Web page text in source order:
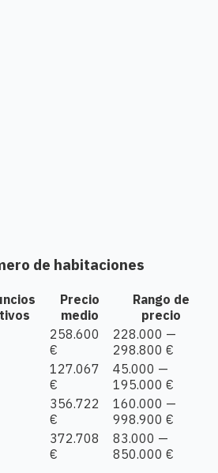
de habitaciones
Precio
medio
Rango de
precio
258.600
€
228.000 —
298.800 €
127.067
€
45.000 —
195.000 €
356.722
€
160.000 —
998.900 €
372.708
€
83.000 —
850.000 €